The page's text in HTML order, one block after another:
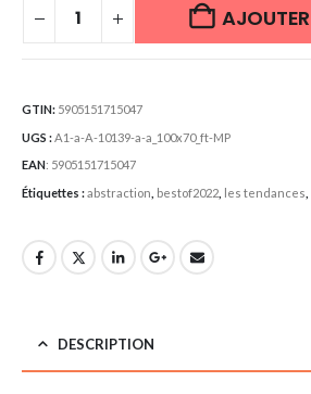
GTIN: 5905151715047
UGS :A1-a-A-10139-a-a_100x70_ft-MP
EAN: 5905151715047
Étiquettes :abstraction bestof2022 les tendances
DESCRIPTION